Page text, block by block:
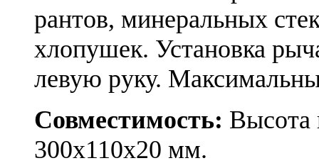
рантов, минеральных
хлопушек. Установка
левую руку.
Совместимость: Высота
300x110x20 мм.